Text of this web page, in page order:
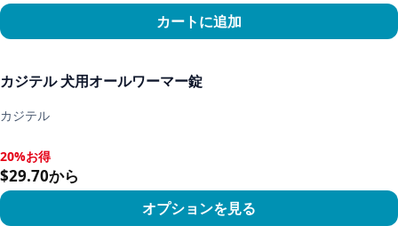
カートに追加
カジテル 犬用オールワーマー錠
カジテル
20%お得, $29.70から
20%お得
$29.70から
オプションを見る